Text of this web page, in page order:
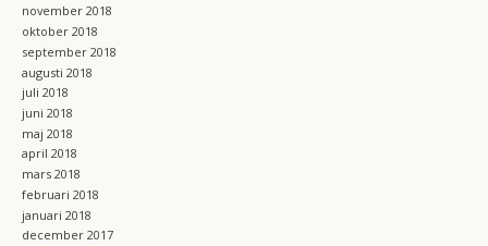
november 2018
oktober 2018
september 2018
augusti 2018
juli 2018
juni 2018
maj 2018
april 2018
mars 2018
februari 2018
januari 2018
december 2017